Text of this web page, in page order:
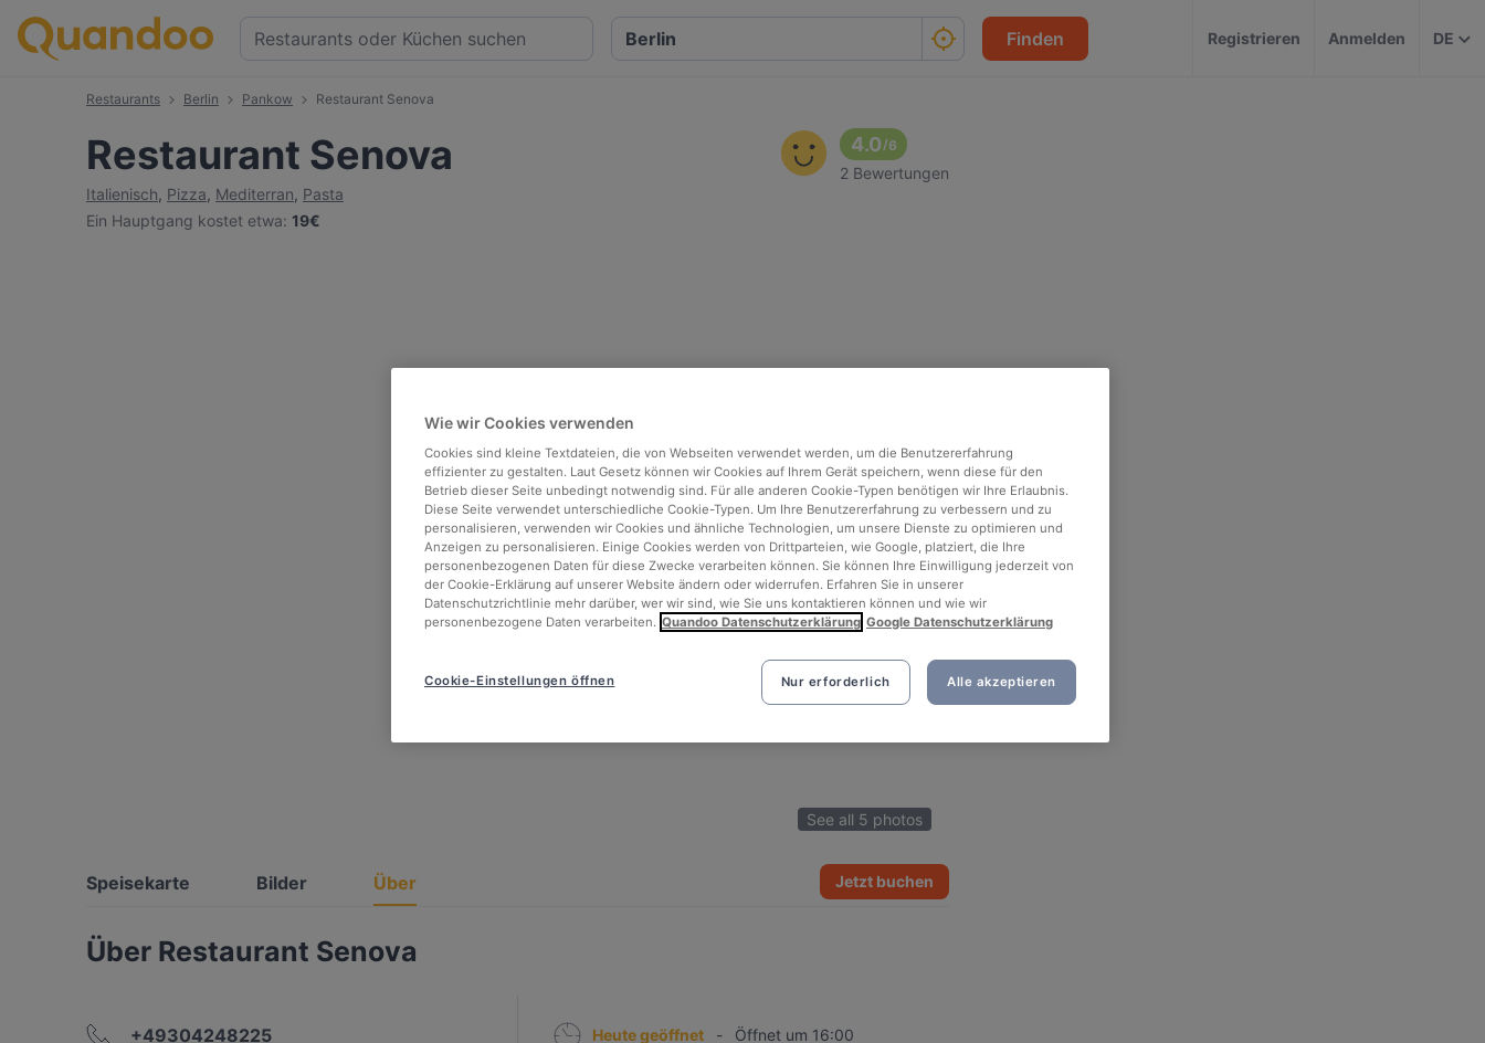
Finden Registrieren Anmelden DE
Restaurants Berlin Pankow Restaurant Senova
Restaurant Senova
Italienisch, Pizza, Mediterran, Pasta
Ein Hauptgang kostet etwa: 19€
4.0/6
2 Bewertungen
See all 5 photos
Speisekarte Bilder Über Jetzt buchen
Über Restaurant Senova
+49304248225 Heute geöffnet -
Öffnet um 16:00
Wie wir Cookies verwenden
Cookies sind kleine Textdateien, die von Webseiten verwendet werden, um die Benutzererfahrung
effizienter zu gestalten. Laut Gesetz können wir Cookies auf Ihrem Gerät speichern, wenn diese für den
Betrieb dieser Seite unbedingt notwendig sind. Für alle anderen Cookie-Typen benötigen wir Ihre Erlaubnis.
Diese Seite verwendet unterschiedliche Cookie-Typen. Um Ihre Benutzererfahrung zu verbessern und zu
personalisieren, verwenden wir Cookies und ähnliche Technologien, um unsere Dienste zu optimieren und
Anzeigen zu personalisieren. Einige Cookies werden von Drittparteien, wie Google, platziert, die Ihre
personenbezogenen Daten für diese Zwecke verarbeiten können. Sie können Ihre Einwilligung jederzeit von
der Cookie-Erklärung auf unserer Website ändern oder widerrufen. Erfahren Sie in unserer
Datenschutzrichtlinie mehr darüber, wer wir sind, wie Sie uns kontaktieren können und wie wir
personenbezogene Daten verarbeiten. Quandoo Datenschutzerklärung Google Datenschutzerklärung
Nur erforderlich Alle akzeptieren
Cookie-Einstellungen öffnen